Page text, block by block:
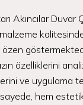
Akıncılar Duvar
özelliklerini
ve uygulama
hem